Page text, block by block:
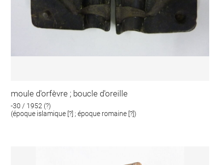
moule d'orfèvre ; boucle d'oreille
-30 / 1952 (?)
(époque islamique [?] ; époque romaine [?])